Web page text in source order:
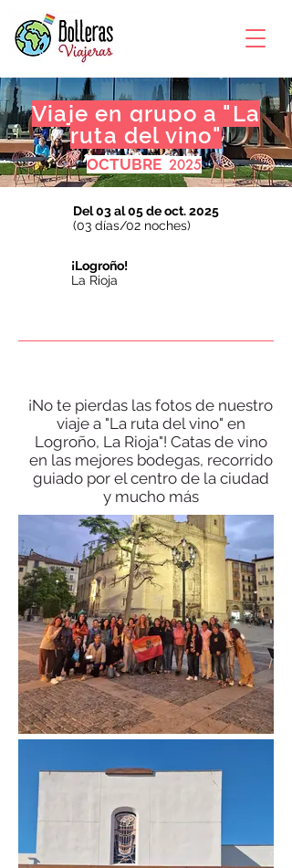
Viaje en grupo a "La
ruta del vino"
OCTUBRE 2025
Del 03 al 05 de oct. 2025
(03 días/02 noches)
¡Logroño!
La Rioja
¡No te pierdas las fotos de nuestro
viaje a "La ruta del vino" en
Logroño, La Rioja"! Catas de vino
en las mejores bodegas, recorrido
guiado por el centro de la ciudad
y mucho más